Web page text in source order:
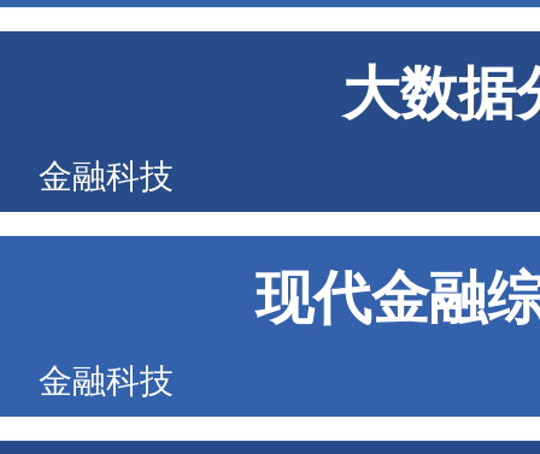
大数据
金融科技
现代金融
金融科技